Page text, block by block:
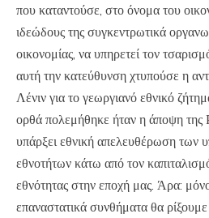
που καταντούσε, στο όνομα του
ιδεώδους της συγκεντρωτικά
οικονομίας, να υπηρετεί τον
αυτή την κατεύθυνση χτυπούσε η
Λένιν για το γεωργιανό εθνικό
ορθά πολεμήθηκε ήταν η άποψη της
υπάρξει εθνική απελευθέρωση των
εθνοτήτων κάτω από τον
εθνότητας στην εποχή μας. Άρα:
επαναστατικά συνθήματα θα ρίξουμε